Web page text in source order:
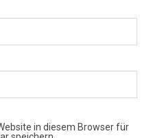
in diesem Browser für